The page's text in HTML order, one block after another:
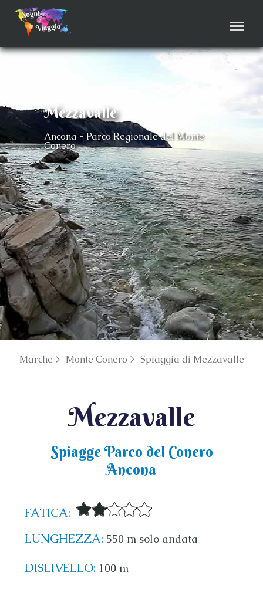
Mezzavalle
Ancona - Parco Regionale del Monte
Conero
Marche > Monte Conero > Spiaggia di Mezzavalle
Mezzavalle
Spiagge Parco del Conero
Ancona
FATICA:
LUNGHEZZA: 550 m solo andata
DISLIVELLO: 100 m